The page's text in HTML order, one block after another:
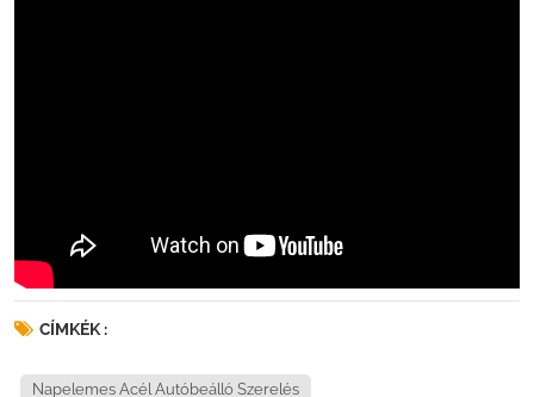
CÍMKÉK :
Napelemes Acél Autóbeálló Szerelés